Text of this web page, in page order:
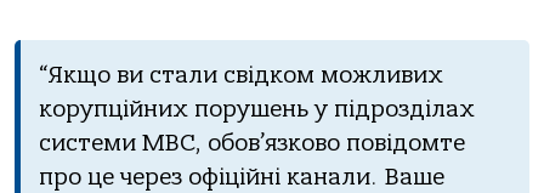
“Якщо ви стали свідком можливих
корупційних порушень у підрозділах
системи МВС, обов’язково повідомте
про це через офіційні канали. Ваше